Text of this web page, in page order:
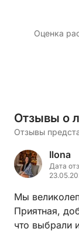
Оценка
Отзывы о
Отзывы
Ilona
Дата
Мы
Приятная,
что выбрали